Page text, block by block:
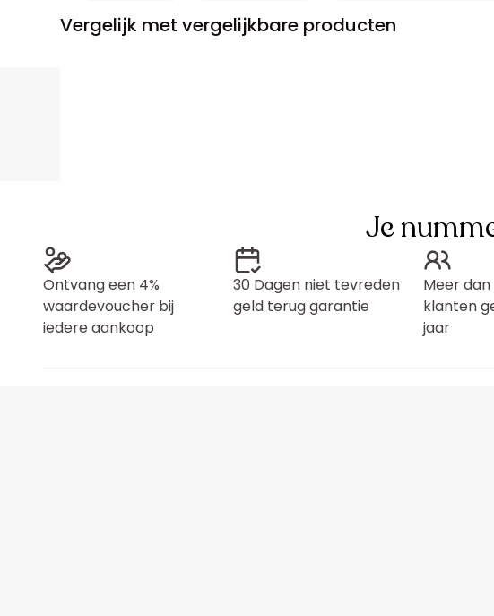
Vergelijk met vergelijkbare producten
Je
Ontvang een 4%
waardevoucher bij
iedere aankoop
30 Dagen niet tevreden
geld terug garantie
Meer dan
klanten
jaar